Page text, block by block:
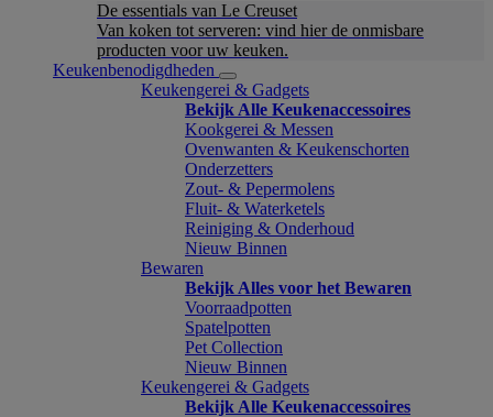
De essentials van Le Creuset
Van koken tot serveren: vind hier de onmisbare
producten voor uw keuken.
Keukenbenodigdheden
Keukengerei & Gadgets
Bekijk Alle Keukenaccessoires
Kookgerei & Messen
Ovenwanten & Keukenschorten
Onderzetters
Zout- & Pepermolens
Fluit- & Waterketels
Reiniging & Onderhoud
Nieuw Binnen
Bewaren
Bekijk Alles voor het Bewaren
Voorraadpotten
Spatelpotten
Pet Collection
Nieuw Binnen
Keukengerei & Gadgets
Bekijk Alle Keukenaccessoires